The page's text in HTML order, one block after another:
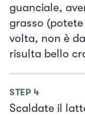
guanciale,
grasso
volta, non è
risulta bello
STEP 4
Scaldate il